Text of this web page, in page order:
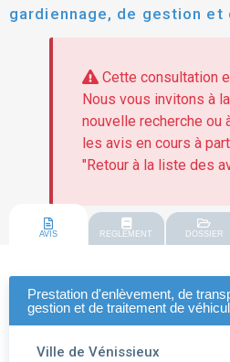
gardiennage, de gestion
véhicules mis en fourrière
Cette consultation
Nous vous invitons à
nouvelle recherche ou
les avis en cours à
"Retour à la liste des
AVIS REGLEMENT DOSSIER
Prestation d'enlèvement, de
gestion et de traitement de
Ville de Vénissieux